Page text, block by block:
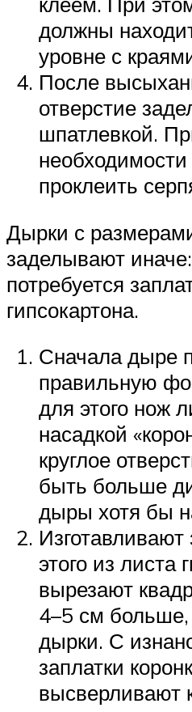
должны
уровне с
После
отверстие
шпатлевкой.
проклеить
Дырки с
заделывают
потребуется
гипсокартона.
Сначала дыре
правильную
для этого нож
насадкой
круглое
быть больше
дыры хотя бы
Изготавливают
этого из листа
вырезают
4–5 см
дырки. С
заплатки
высверливают